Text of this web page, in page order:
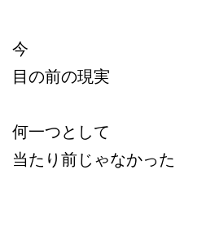
今
目の前の現実
何一つとして
当たり前じゃなかった